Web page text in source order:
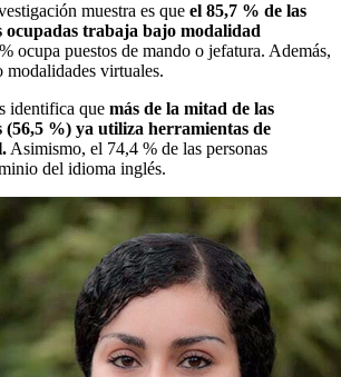
muestra es que el 85,7 % de las
ocupadas trabaja bajo modalidad
ocupa puestos de mando o jefatura. Además,
modalidades virtuales.
identifica que más de la mitad de las
(56,5 %) ya utiliza herramientas de
Asimismo, el 74,4 % de las personas
del idioma inglés.